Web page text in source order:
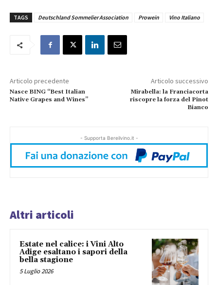
TAGS Deutschland Sommelier Association Prowein Vino Italiano
Articolo precedente
Nasce BING “Best Italian
Native Grapes and Wines”
Articolo successivo
Mirabella: la Franciacorta
riscopre la forza del Pinot
Bianco
- Supporta Bereilvino.it -
Altri articoli
Estate nel calice: i Vini Alto
Adige esaltano i sapori della
bella stagione
5 Luglio 2026